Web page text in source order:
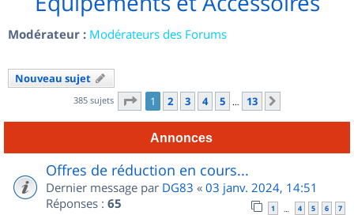
Modérateur : Modérateurs des Forums
Nouveau sujet
385 sujets Page 1sur
1 2 3 4 5 … 13
Annonces
Offres de réduction en cours...
Dernier message par DG83 « 03 janv. 2024, 14:51
Réponses : 65 1 … 4 5 6 7